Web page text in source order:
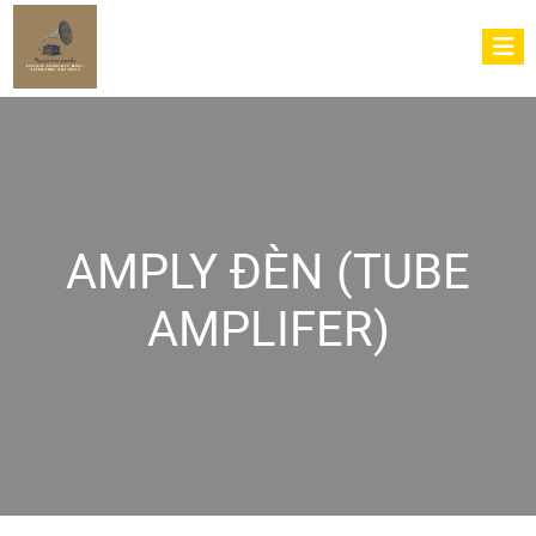
AMPLY ĐÈN (TUBE
AMPLIFER)